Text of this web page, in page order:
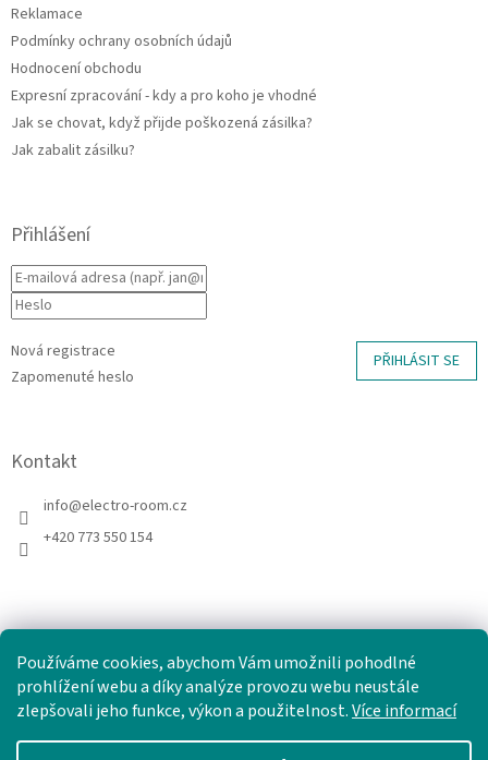
Používáme cookies, abychom Vám umožnili pohodlné
prohlížení webu a díky analýze provozu webu neustále
zlepšovali jeho funkce, výkon a použitelnost.Více informací
Reklamace
Podmínky ochrany osobních údajů
Hodnocení obchodu
Expresní zpracování - kdy a pro koho je vhodné
Jak se chovat, když přijde poškozená zásilka?
Jak zabalit zásilku?
Přihlášení
PŘIHLÁSIT SE
Nová registrace
Zapomenuté heslo
Kontakt
info@electro-room.cz
+420 773 550 154